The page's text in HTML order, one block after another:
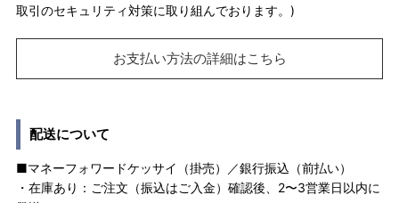
取引のセキュリティ対策に取り組んでおります。)
お支払い方法の詳細はこちら
配送について
■マネーフォワードケッサイ（掛売）／銀行振込（前払い）
・在庫あり：ご注文（振込はご入金）確認後、2〜3営業日以内に